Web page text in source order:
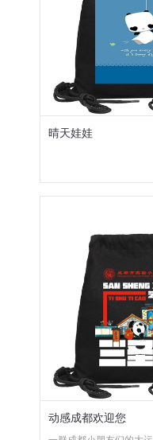
晴天娃娃
动感成都欢迎您